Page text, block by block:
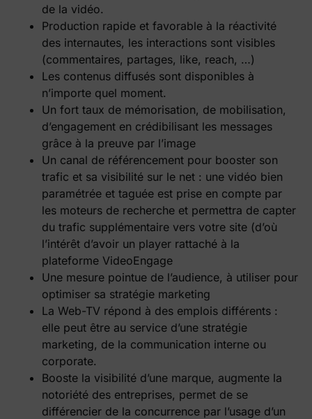
de la vidéo.
Production rapide et favorable à la réactivité
des internautes, les interactions sont visibles
(commentaires, partages, like, reach, …)
Les contenus diffusés sont disponibles à
n’importe quel moment.
Un fort taux de mémorisation, de mobilisation,
d’engagement en crédibilisant les messages
grâce à la preuve par l’image
Un canal de référencement pour booster son
trafic et sa visibilité sur le net : une vidéo bien
paramétrée et taguée est prise en compte par
les moteurs de recherche et permettra de capter
du trafic supplémentaire vers votre site (d’où
l’intérêt d’avoir un player rattaché à la
plateforme VideoEngage
Une mesure pointue de l’audience, à utiliser pour
optimiser sa stratégie marketing
La Web-TV répond à des emplois différents :
elle peut être au service d’une stratégie
marketing, de la communication interne ou
corporate.
Booste la visibilité d’une marque, augmente la
notoriété des entreprises, permet de se
différencier de la concurrence par l’usage d’un